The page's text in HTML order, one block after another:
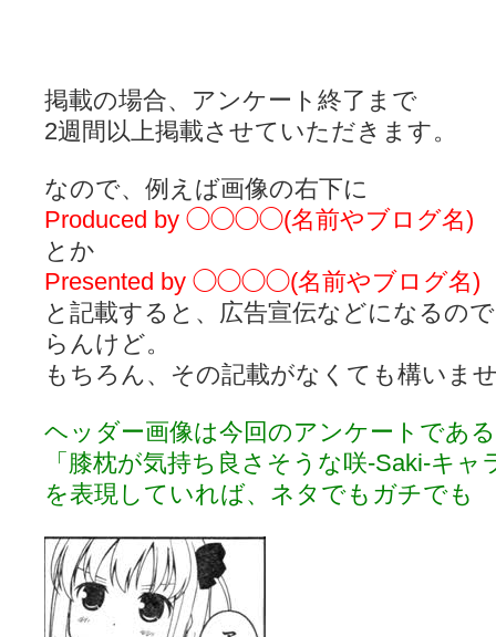
掲載の場合、アンケート終了まで
2週間以上掲載させていただきます。
なので、例えば画像の右下に
Produced by ◯◯◯◯(名前やブログ名)
とか
Presented by ◯◯◯◯(名前やブログ名)
と記載すると、広告宣伝などになるの
らんけど。
もちろん、その記載がなくても構いま
ヘッダー画像は今回のアンケートである
「膝枕が気持ち良さそうな咲-Saki-キャ
を表現していれば、ネタでもガチでも